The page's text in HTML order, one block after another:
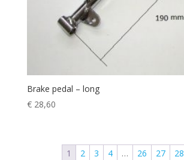
Brake pedal – long
€28,60
1 2 3 4 … 26 27 28